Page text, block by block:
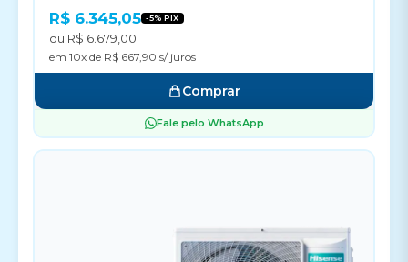
R$ 6.345,05 -5% PIX
ou R$ 6.679,00
em 10x de R$ 667,90 s/ juros
Comprar
Fale pelo WhatsApp